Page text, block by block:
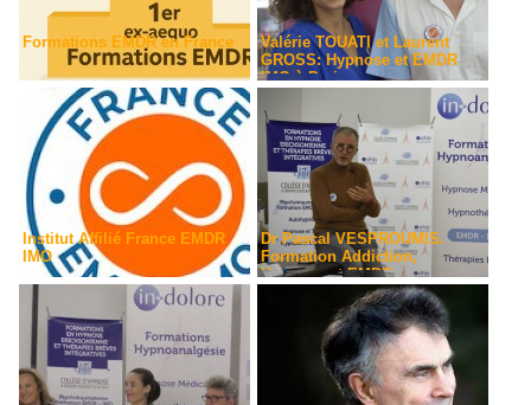
Formations EMDR en France
Valérie TOUATI et Laurent
GROSS: Hypnose et EMDR
IMO à Paris
Institut Affilié France EMDR
IMO
Dr Pascal VESPROUMIS.
Formation Addiction,
Hypnose et EMDR